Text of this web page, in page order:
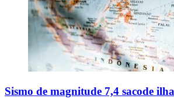
Sismo de magnitude 7,4 sacode